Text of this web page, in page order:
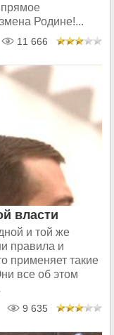
прямое
Родине!...
11 666
власти
и той же
правила и
применяет такие
все об этом
9 635